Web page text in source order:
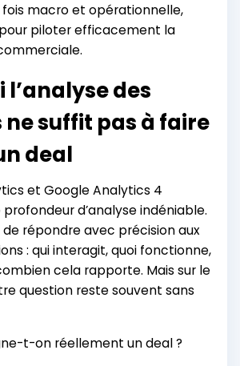
macro et opérationnelle,
piloter efficacement la
l’analyse des
ne suffit pas à faire
deal
et Google Analytics 4
d’analyse indéniable.
répondre avec précision aux
: qui interagit, quoi fonctionne,
cela rapporte. Mais sur le
question reste souvent sans
t-on réellement un deal ?